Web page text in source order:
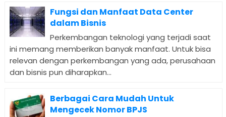
Fungsi dan Manfaat Data Center
dalam Bisnis
Perkembangan teknologi yang terjadi saat
ini memang memberikan banyak manfaat. Untuk bisa
relevan dengan perkembangan yang ada, perusahaan
dan bisnis pun diharapkan...
Berbagai Cara Mudah Untuk
Mengecek Nomor BPJS